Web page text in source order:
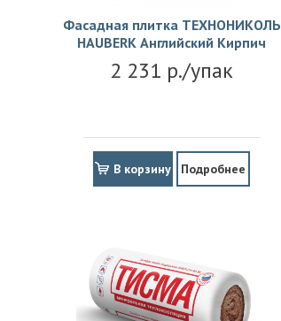
Фасадная плитка ТЕХНОНИКОЛЬ
HAUBERK Английский Кирпич
2 231 р./упак
В корзину Подробнее